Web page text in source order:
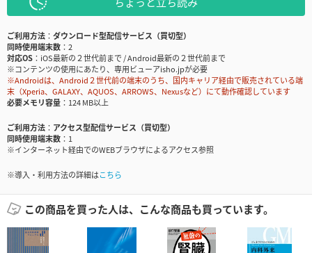
ご利用方法
ダウンロード型配信サービス（買切型）
同時使用端末数
2
対応OS
iOS最新の２世代前まで / Android最新の２世代前まで
※コンテンツの使用にあたり、専用ビューアisho.jpが必要
※Androidは、Android２世代前の端末のうち、国内キャリア経由で販売されている端
末（Xperia、GALAXY、AQUOS、ARROWS、Nexusなど）にて動作確認しています
必要メモリ容量
124 MB以上
ご利用方法
アクセス型配信サービス（買切型）
同時使用端末数
1
※インターネット経由でのWEBブラウザによるアクセス参照
※導入・利用方法の詳細はこちら
この商品を買った人は、こんな商品も買っています。